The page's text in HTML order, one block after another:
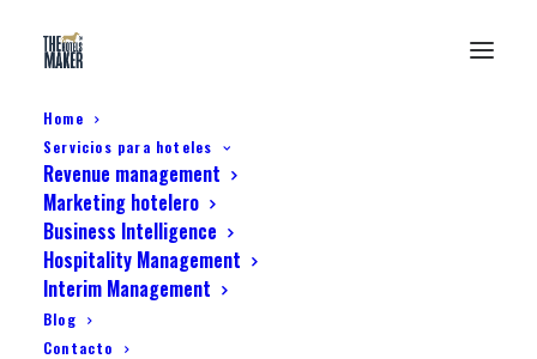
Home
Servicios para hoteles
Revenue management
Marketing hotelero
Business Intelligence
Hospitality Management
Interim Management
Blog
Contacto
Análisis de datos